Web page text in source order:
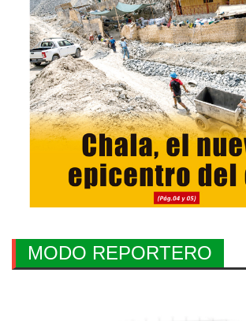
MODO REPORTERO